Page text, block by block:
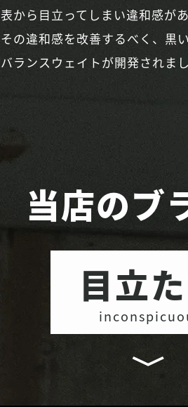
表から目立ってしまい違和感があ
その違和感を改善するべく、黒
バランスウェイトが開発されまし
当店のブ
目立